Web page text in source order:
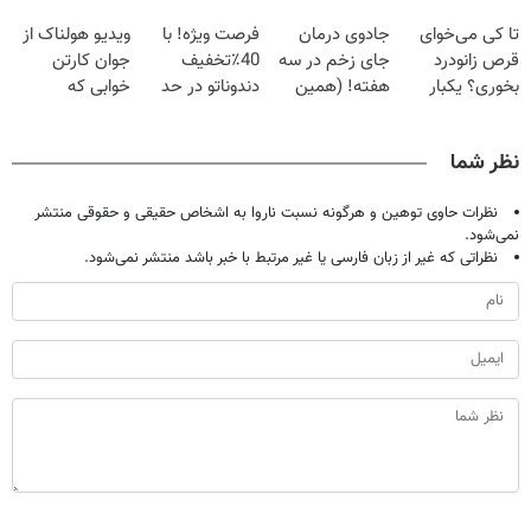
میلیون تومان!!!
خانگی
میلیون !
پولدار شی)
تا کی می‌خوای
قرص زانودرد
بخوری؟ یکبار
جادوی درمان
جای زخم در سه
هفته! (همین
فرصت ویژه! با
40٪تخفیف
دندوناتو در حد
ویدیو هولناک از
جوان کارتن
خوابی که
نظر شما
نظرات حاوی توهین و هرگونه نسبت ناروا به اشخاص حقیقی و حقوقی منتشر
نمی‌شود.
نظراتی که غیر از زبان فارسی یا غیر مرتبط با خبر باشد منتشر نمی‌شود.